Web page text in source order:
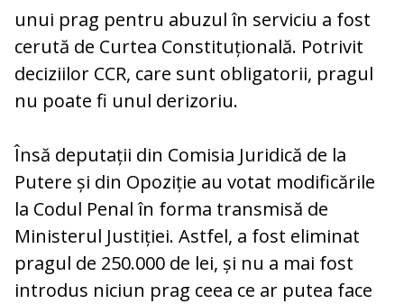
unui prag pentru abuzul în serviciu a fost
cerută de Curtea Constituțională. Potrivit
deciziilor CCR, care sunt obligatorii, pragul
nu poate fi unul derizoriu.
Însă deputații din Comisia Juridică de la
Putere și din Opoziție au votat modificările
la Codul Penal în forma transmisă de
Ministerul Justiției. Astfel, a fost eliminat
pragul de 250.000 de lei, și nu a mai fost
introdus niciun prag ceea ce ar putea face